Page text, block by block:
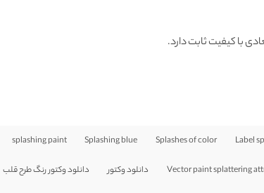
با کیفیت ثابت دارد.
Label
Splashes of color
Splashing blue
splashing paint
Vector paint splattering دانلود وکتور دانلود وکتور رنگ طرح قلب